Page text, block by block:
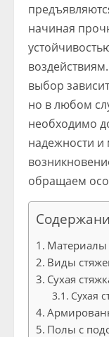
начиная
выбор
но в любом
необходимо
надежности
обращаем
Материалы
Виды
Сухая
Сухая
Полы с